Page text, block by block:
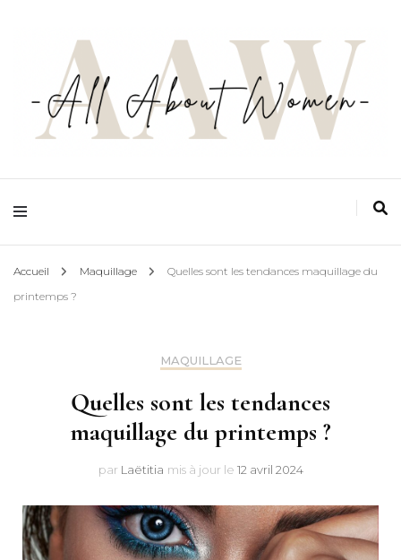
All about women
Accueil Maquillage
Quelles sont les tendances maquillage du
printemps ?
MAQUILLAGE
Quelles sont les tendances
maquillage du printemps ?
par Laëtitia mis à jour le 12 avril 2024